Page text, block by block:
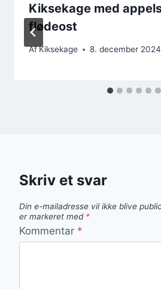
Kiksekage med
flødeost
AfKiksekage 8. december 2024
Skriv et svar
Din e-mailadresse vil ikke blive
er markeret med *
Kommentar *